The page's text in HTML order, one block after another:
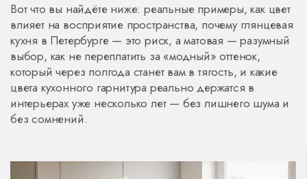
Вот что вы найдёте ниже: реальные примеры, как цвет
влияет на восприятие пространства, почему глянцевая
кухня в Петербурге — это риск, а матовая — разумный
выбор, как не переплатить за «модный» оттенок,
который через полгода станет вам в тягость, и какие
цвета кухонного гарнитура реально держатся в
интерьерах уже несколько лет — без лишнего шума и
без сомнений.